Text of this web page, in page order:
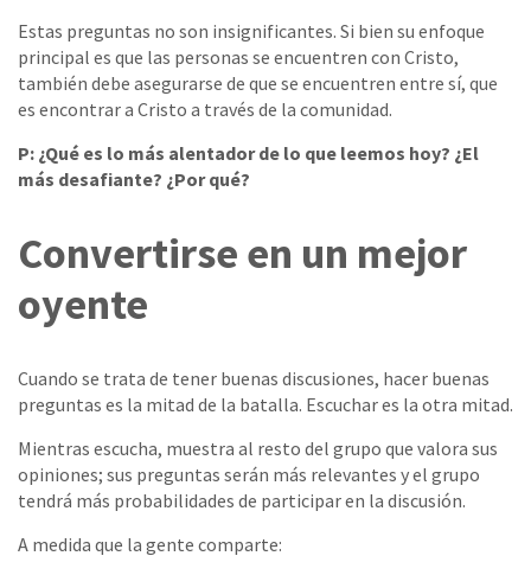
Estas preguntas no son insignificantes. Si bien su enfoque
principal es que las personas se encuentren con Cristo,
también debe asegurarse de que se encuentren entre sí, que
es encontrar a Cristo a través de la comunidad.
P: ¿Qué es lo más alentador de lo que leemos hoy? ¿El
más desafiante? ¿Por qué?
Convertirse en un mejor
oyente
Cuando se trata de tener buenas discusiones, hacer buenas
preguntas es la mitad de la batalla. Escuchar es la otra mitad.
Mientras escucha, muestra al resto del grupo que valora sus
opiniones; sus preguntas serán más relevantes y el grupo
tendrá más probabilidades de participar en la discusión.
A medida que la gente comparte: